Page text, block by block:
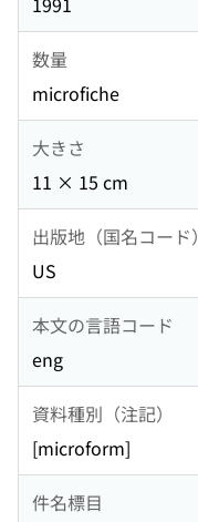
数量
microfiche
大きさ
11 × 15 cm
出版地（国名コード）
US
本文の言語コード
eng
資料種別（注記）
[microform]
件名標目